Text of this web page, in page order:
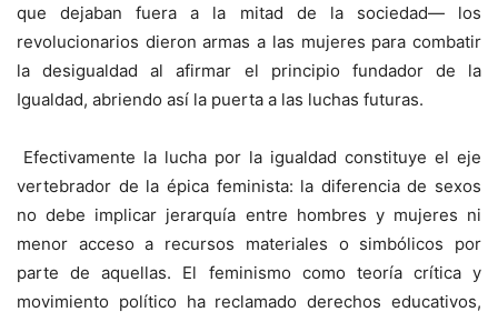
que dejaban fuera a la mitad de la sociedad— los
revolucionarios dieron armas a las mujeres para combatir
la desigualdad al afirmar el principio fundador de la
Igualdad, abriendo así la puerta a las luchas futuras.
Efectivamente la lucha por la igualdad constituye el eje
vertebrador de la épica feminista: la diferencia de sexos
no debe implicar jerarquía entre hombres y mujeres ni
menor acceso a recursos materiales o simbólicos por
parte de aquellas. El feminismo como teoría crítica y
movimiento político ha reclamado derechos educativos,